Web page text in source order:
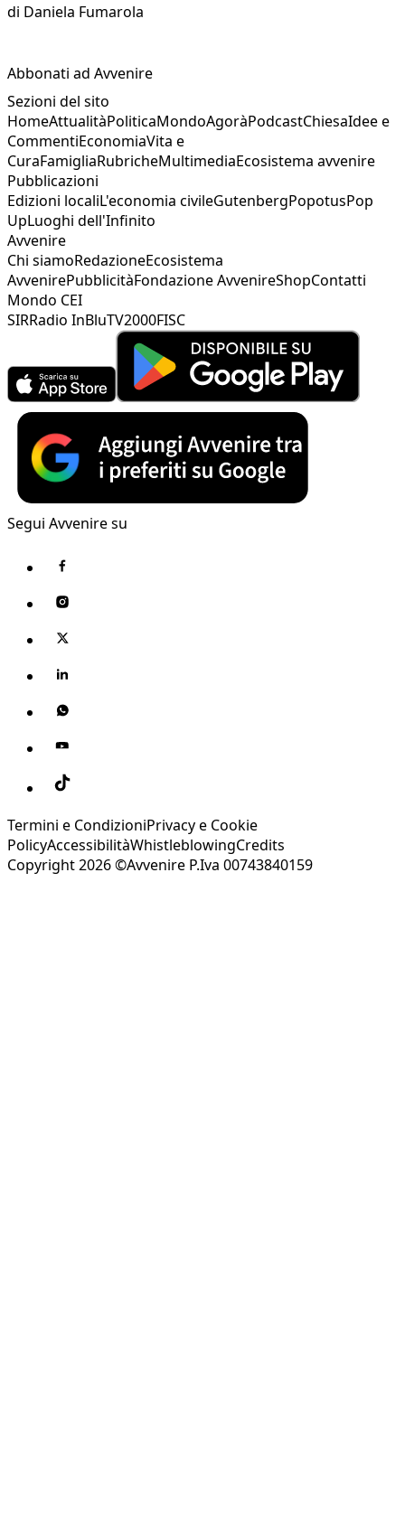
di Daniela Fumarola
Abbonati ad Avvenire
Sezioni del sito
HomeAttualitàPoliticaMondoAgoràPodcastChiesaIdee e
CommentiEconomiaVita e
CuraFamigliaRubricheMultimediaEcosistema avvenire
Pubblicazioni
Edizioni localiL'economia civileGutenbergPopotusPop
UpLuoghi dell'Infinito
Avvenire
Chi siamoRedazioneEcosistema
AvvenirePubblicitàFondazione AvvenireShopContatti
Mondo CEI
SIRRadio InBluTV2000FISC
Segui Avvenire su
Termini e CondizioniPrivacy e Cookie
PolicyAccessibilitàWhistleblowingCredits
Copyright 2026 ©Avvenire P.Iva 00743840159